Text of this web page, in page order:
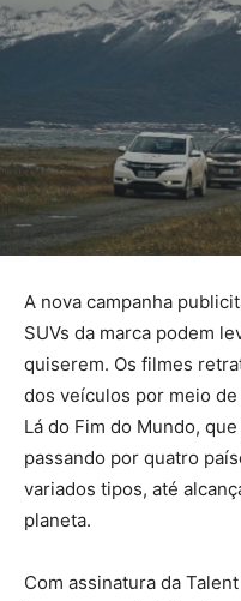
A nova campanha
SUVs da marca podem
quiserem. Os filmes
dos veículos por meio
Lá do Fim do Mundo,
passando por quatro
variados tipos, até
planeta.
Com assinatura da